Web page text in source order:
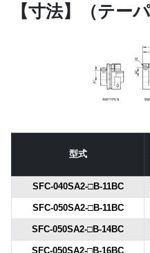
【寸法】（テーパ
型式
SFC-040SA2-□B-11BC
SFC-050SA2-□B-11BC
SFC-050SA2-□B-14BC
SFC-050SA2-□B-16BC